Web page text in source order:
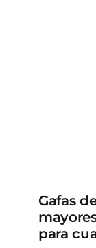
Gafas
para